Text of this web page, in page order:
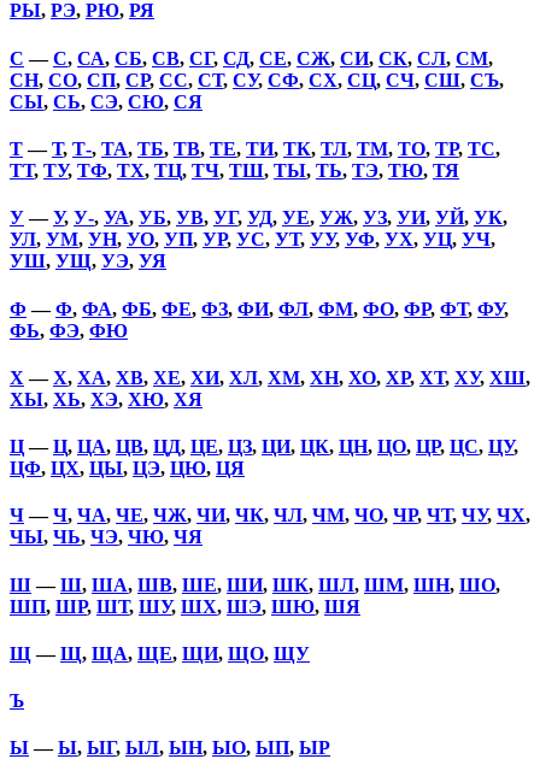
РЫ, РЭ, РЮ, РЯ
С —С, СА, СБ, СВ, СГ, СД, СЕ, СЖ, СИ, СК, СЛ, СМ,
СН, СО, СП, СР, СС, СТ, СУ, СФ, СХ, СЦ, СЧ, СШ, СЪ,
СЫ, СЬ, СЭ, СЮ, СЯ
Т—Т, Т-, ТА, ТБ, ТВ, ТЕ, ТИ, ТК, ТЛ, ТМ, ТО, ТР, ТС,
ТТ, ТУ, ТФ, ТХ, ТЦ, ТЧ, ТШ, ТЫ, ТЬ, ТЭ, ТЮ, ТЯ
У—У, У-, УА, УБ, УВ, УГ, УД, УЕ, УЖ, УЗ, УИ, УЙ, УК,
УЛ, УМ, УН, УО, УП, УР, УС, УТ, УУ, УФ, УХ, УЦ, УЧ,
УШ, УЩ, УЭ, УЯ
Ф —Ф, ФА, ФБ, ФЕ, ФЗ, ФИ, ФЛ, ФМ, ФО, ФР, ФТ, ФУ,
ФЬ, ФЭ, ФЮ
Х —Х, ХА, ХВ, ХЕ, ХИ, ХЛ, ХМ, ХН, ХО, ХР, ХТ, ХУ, ХШ,
ХЫ, ХЬ, ХЭ, ХЮ, ХЯ
Ц—Ц, ЦА, ЦВ, ЦД, ЦЕ, ЦЗ, ЦИ, ЦК, ЦН, ЦО, ЦР, ЦС, ЦУ,
ЦФ, ЦХ, ЦЫ, ЦЭ, ЦЮ, ЦЯ
Ч—Ч, ЧА, ЧЕ, ЧЖ, ЧИ, ЧК, ЧЛ, ЧМ, ЧО, ЧР, ЧТ, ЧУ, ЧХ,
ЧЫ, ЧЬ, ЧЭ, ЧЮ, ЧЯ
Ш—Ш, ША, ШВ, ШЕ, ШИ, ШК, ШЛ, ШМ, ШН, ШО,
ШП, ШР, ШТ, ШУ, ШХ, ШЭ, ШЮ, ШЯ
Щ —Щ, ЩА, ЩЕ, ЩИ, ЩО, ЩУ
Ъ
Ы—Ы, ЫГ, ЫЛ, ЫН, ЫО, ЫП, ЫР